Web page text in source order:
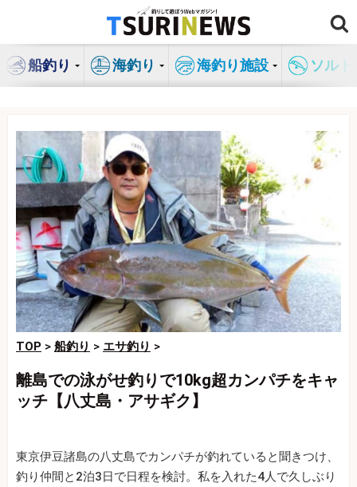
ン
船釣り 海釣り 海釣り施設 ソル
TOP > 船釣り > エサ釣り >
離島での泳がせ釣りで10kg超カンパチをキャ
ッチ【八丈島・アサギク】
東京伊豆諸島の八丈島でカンパチが釣れていると聞きつけ、
釣り仲間と2泊3日で日程を検討。私を入れた4人で久しぶり